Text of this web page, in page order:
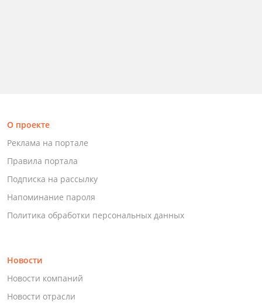
О проекте
Реклама на портале
Правила портала
Подписка на рассылку
Напоминание пароля
Политика обработки персональных данных
Новости
Новости компаний
Новости отрасли